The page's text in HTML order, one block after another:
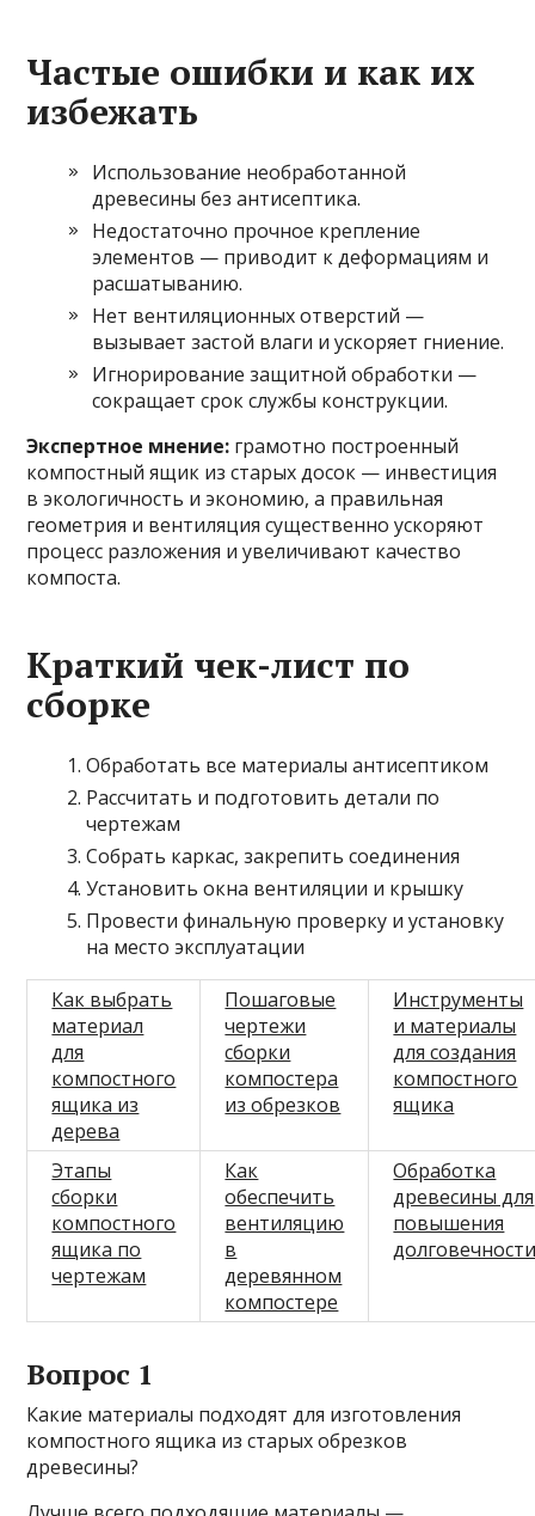
Частые ошибки и как их
избежать
Использование необработанной
древесины без антисептика.
Недостаточно прочное крепление
элементов — приводит к деформациям и
расшатыванию.
Нет вентиляционных отверстий —
вызывает застой влаги и ускоряет гниение.
Игнорирование защитной обработки —
сокращает срок службы конструкции.
Экспертное мнение: грамотно построенный
компостный ящик из старых досок — инвестиция
в экологичность и экономию, а правильная
геометрия и вентиляция существенно ускоряют
процесс разложения и увеличивают качество
компоста.
Краткий чек-лист по
сборке
Обработать все материалы антисептиком
Рассчитать и подготовить детали по
чертежам
Собрать каркас, закрепить соединения
Установить окна вентиляции и крышку
Провести финальную проверку и установку
на место эксплуатации
Как выбрать
материал
для
компостного
ящика из
дерева
Пошаговые
чертежи
сборки
компостера
из обрезков
Инструменты
и материалы
для создания
компостного
ящика
Этапы
сборки
компостного
ящика по
чертежам
Как
обеспечить
вентиляцию
в
деревянном
компостере
Обработка
древесины для
повышения
Вопрос 1
Какие материалы подходят для изготовления
компостного ящика из старых обрезков
древесины?